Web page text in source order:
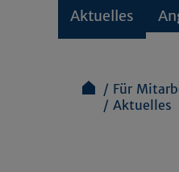
Aktuelles
Für
Aktuelles